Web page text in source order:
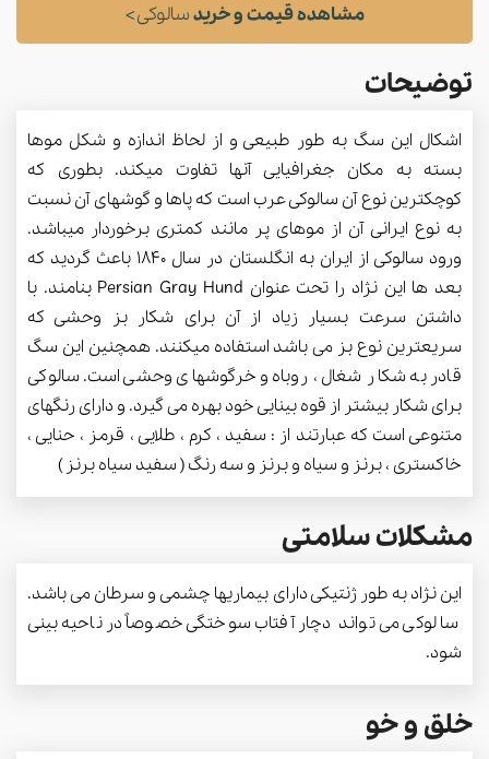
مشاهده قیمت و خریدسالوکی >
توضیحات
اشکال این سگ به طور طبیعی و از لحاظ اندازه و شکل موها
بسته به مکان جغرافیایی آنها تفاوت میکند. بطوری که
کوچکترین نوع آن سالوکی عرب است که پاها و گوشهای آن نسبت
به نوع ایرانی آن از موهای پر مانند کمتری برخوردار میباشد.
ورود سالوکی از ایران به انگلستان در سال 1840 باعث گردید که
بعد ها این نژاد را تحت عنوان Persian Gray Hund بنامند. با
داشتن سرعت بسیار زیاد از آن برای شکار بز وحشی که
سریعترین نوع بز می باشد استفاده میکنند. همچنین این سگ
قادر به شکار شغال ، روباه و خرگوشهای وحشی است. سالوکی
برای شکار بیشتر از قوه بینایی خود بهره می گیرد. و دارای رنگهای
متنوعی است که عبارتند از : سفید ، کرم ، طلایی ، قرمز ، حنایی ،
خاکستری ، برنز و سیاه و برنز و سه رنگ ( سفید سیاه برنز )
مشکلات سلامتی
این نژاد به طور ژنتیکی دارای بیماریها چشمی و سرطان می باشد.
سالوکی می تواند دچار آفتاب سوختگی خصوصاً در ناحیه بینی
شود.
خلق و خو